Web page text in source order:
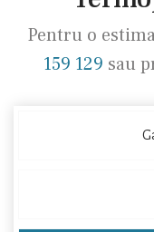
Pentru o
159 129 sau